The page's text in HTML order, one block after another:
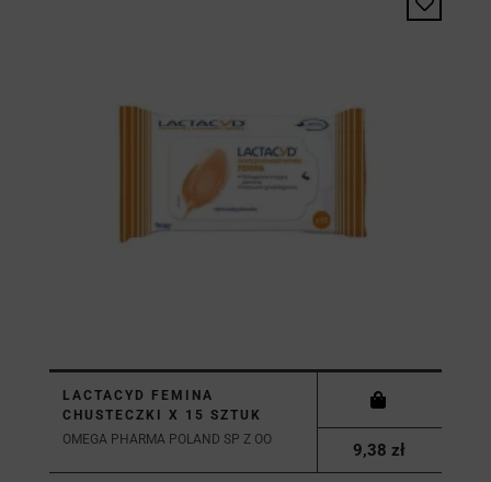
LACTACYD FEMINA
CHUSTECZKI X 15 SZTUK
OMEGA PHARMA POLAND SP Z OO
9,38 zł